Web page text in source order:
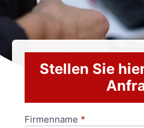
Stellen Sie
Anfrageformular
Firmenname *